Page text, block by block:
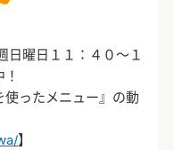
日曜日１１：４０～１
使ったメニュー』の動
】